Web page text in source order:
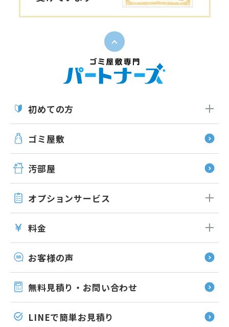
初めての方
ゴミ屋敷
汚部屋
オプションサービス
料金
お客様の声
無料見積り・お問い合わせ
LINEで簡単お見積り